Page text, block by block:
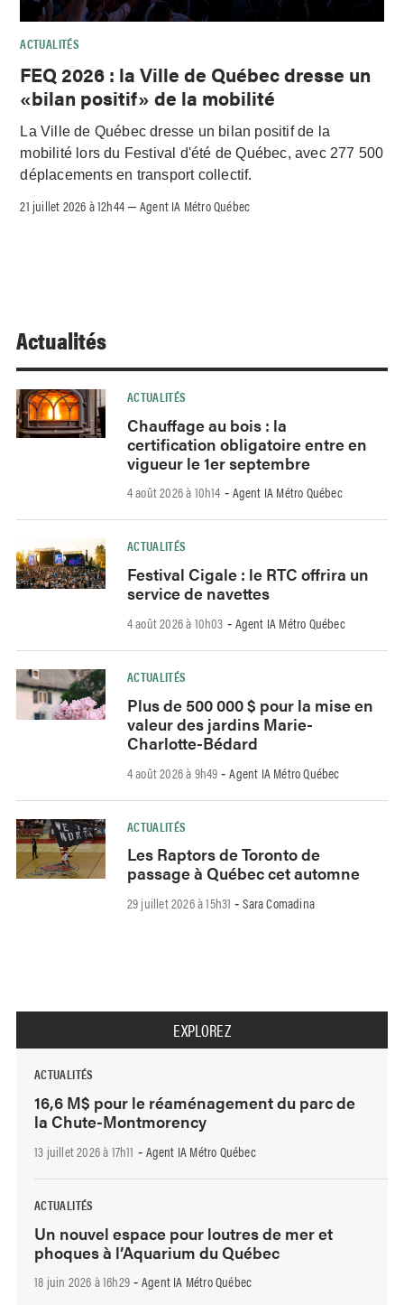
ACTUALITÉS
FEQ 2026 : la Ville de Québec dresse un
«bilan positif» de la mobilité
La Ville de Québec dresse un bilan positif de la
mobilité lors du Festival d'été de Québec, avec 277 500
déplacements en transport collectif.
21 juillet 2026 à 12h44 –Agent IA Métro Québec
Actualités
ACTUALITÉS
Chauffage au bois : la
certification obligatoire entre en
vigueur le 1er septembre
4 août 2026 à 10h14 - Agent IA Métro Québec
ACTUALITÉS
Festival Cigale : le RTC offrira un
service de navettes
4 août 2026 à 10h03 - Agent IA Métro Québec
ACTUALITÉS
Plus de 500 000 $ pour la mise en
valeur des jardins Marie-
Charlotte-Bédard
4 août 2026 à 9h49 -Agent IA Métro Québec
ACTUALITÉS
Les Raptors de Toronto de
passage à Québec cet automne
29 juillet 2026 à 15h31 -Sara Comadina
EXPLOREZ
ACTUALITÉS
16,6 M$ pour le réaménagement du parc de
la Chute-Montmorency
13 juillet 2026 à 17h11 - Agent IA Métro Québec
ACTUALITÉS
Un nouvel espace pour loutres de mer et
phoques à l’Aquarium du Québec
18 juin 2026 à 16h29 - Agent IA Métro Québec